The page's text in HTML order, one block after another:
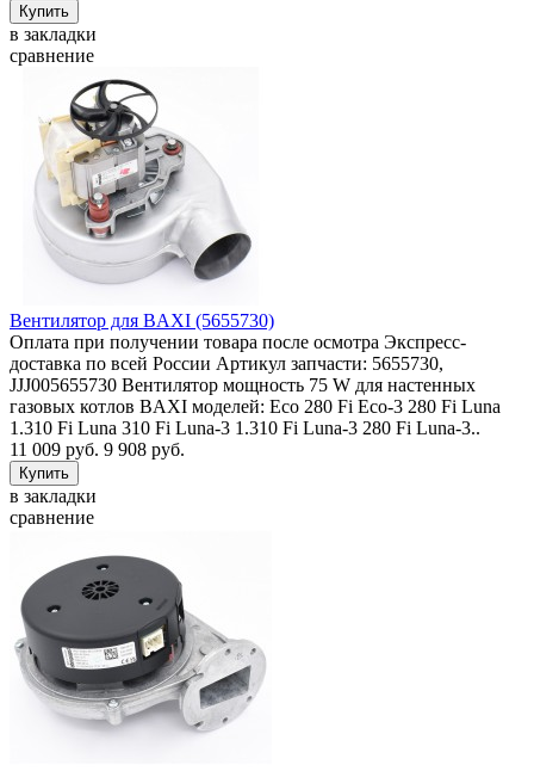
в закладки
сравнение
Вентилятор для BAXI (5655730)
Оплата при получении товара после осмотра Экспресс-
доставка по всей России Артикул запчасти: 5655730,
JJJ005655730 Вентилятор мощность 75 W для настенных
газовых котлов BAXI моделей: Eco 280 Fi Eco-3 280 Fi Luna
1.310 Fi Luna 310 Fi Luna-3 1.310 Fi Luna-3 280 Fi Luna-3..
11 009 руб. 9 908 руб.
в закладки
сравнение